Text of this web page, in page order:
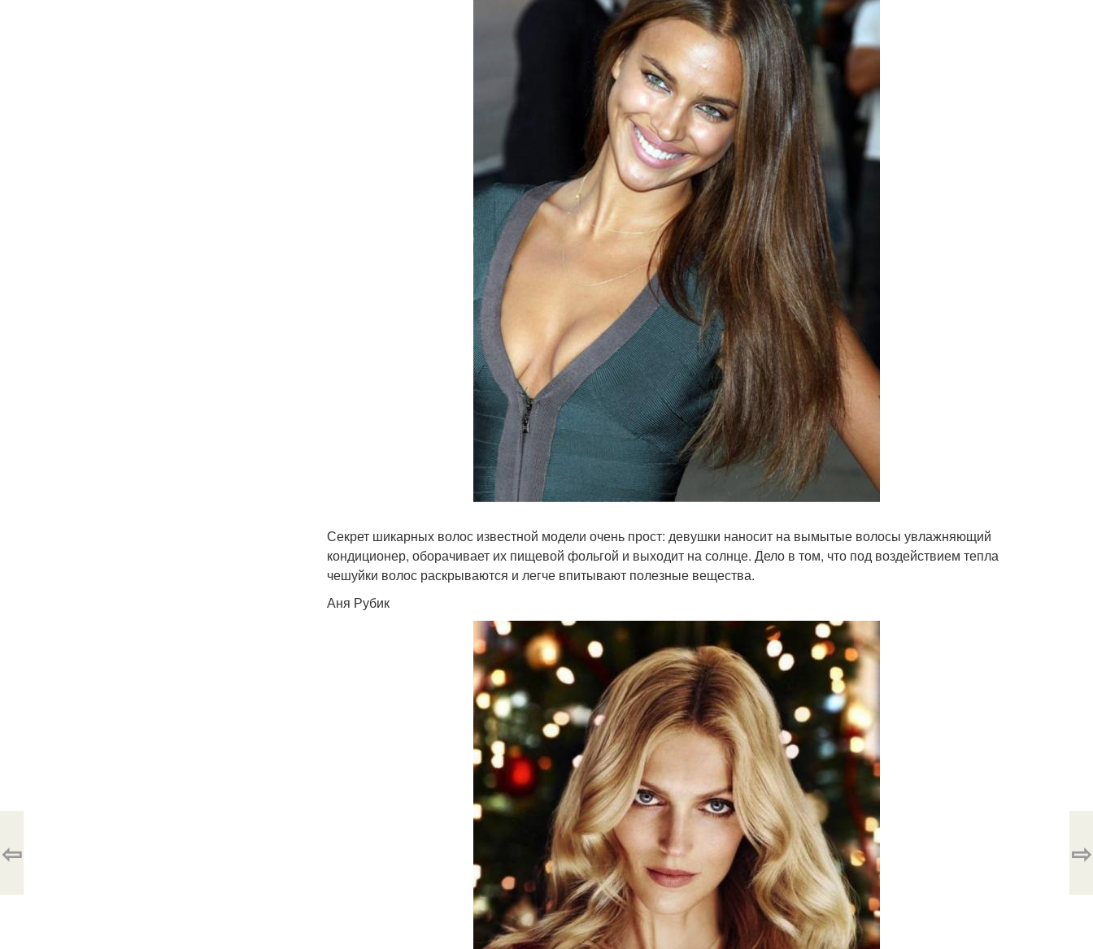
Секрет шикарных волос известной модели очень прост: девушки наносит на вымытые волосы увлажняющий
кондиционер, оборачивает их пищевой фольгой и выходит на солнце. Дело в том, что под воздействием тепла
чешуйки волос раскрываются и легче впитывают полезные вещества.
Аня Рубик
⇦ ⇨